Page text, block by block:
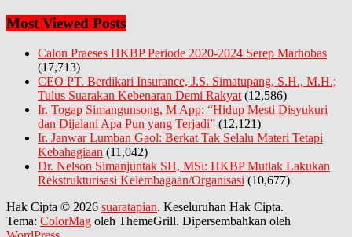
Most Viewed Posts
Calon Praeses HKBP Periode 2020-2024 Serep Marhobas
(17,713)
CEO PT. Berdikari Insurance, J.S. Simatupang, S.H., M.H.;
Tulus Suarakan Kebenaran Demi Rakyat (12,586)
Ir. Togap Simangunsong, M App: “Hidup Mesti Disyukuri
dan Dijalani Apa Pun yang Terjadi” (12,121)
Ir. Janwar Lumban Gaol: Berkat Tak Selalu Materi Tetapi
Kebahagiaan (11,042)
Dr. Nelson Simanjuntak SH, MSi: HKBP Mutlak Lakukan
Rekstrukturisasi Kelembagaan/Organisasi (10,677)
Hak Cipta © 2026 suaratapian. Keseluruhan Hak Cipta.
Tema: ColorMag oleh ThemeGrill. Dipersembahkan oleh